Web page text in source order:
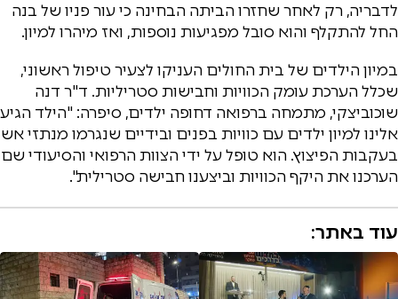
לדבריה, רק לאחר שחזרו הביתה הבחינה כי עור פניו של בנה
החל להתקלף והוא סובל מפגיעות נוספות, ואז מיהרו למיון.
במיון הילדים של בית החולים העניקו לצעיר טיפול ראשוני,
שכלל הערכת עומק הכוויות וחבישות סטריליות. ד"ר דנה
שוכוביצקי, מתמחה ברפואה דחופה ילדים, סיפרה: "הילד הגיע
אלינו למיון ילדים עם כוויות בפנים ובידיים שנגרמו מנתזי אש
בעקבות הפיצוץ. הוא טופל על ידי הצוות הרפואי והסיעודי שם
הערכנו את היקף הכוויות וביצענו חבישה סטרילית".
עוד באתר: